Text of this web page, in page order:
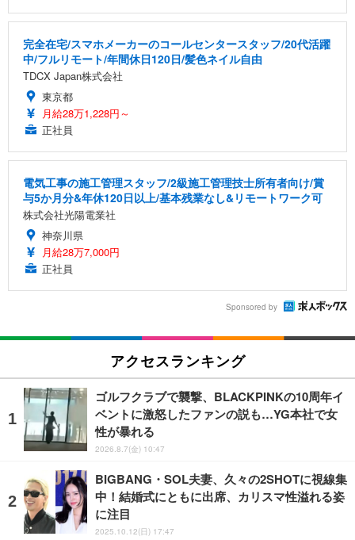
完全在宅/スマホメーカーのコールセンタースタッフ/20代活躍
中/フルリモート/年間休日120日/髪色ネイル自由
TDCX Japan株式会社
東京都
月給28万1,228円～
正社員
電気工事の施工管理スタッフ/2級施工管理技士所有者向け/賞
与5か月分&年休120日以上/基本残業なし&リモートワーク可
株式会社光陽電業社
神奈川県
月給28万7,000円
正社員
Sponsored by
アクセスランキング
ゴルフクラブで襲撃、BLACKPINKの10周年イ
ベントに激怒したファンの説も…YG本社で女
性が暴れる
2026.8.7(金) 10:47
BIGBANG・SOL夫妻、久々の2SHOTに視線集
中！結婚式にともに出席、カリスマ性溢れる姿
に注目
2025.10.12(日) 17:47